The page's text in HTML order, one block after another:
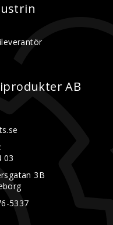
AB
03
3B
5337